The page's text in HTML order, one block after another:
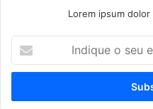
Lorem ipsum
seu
de